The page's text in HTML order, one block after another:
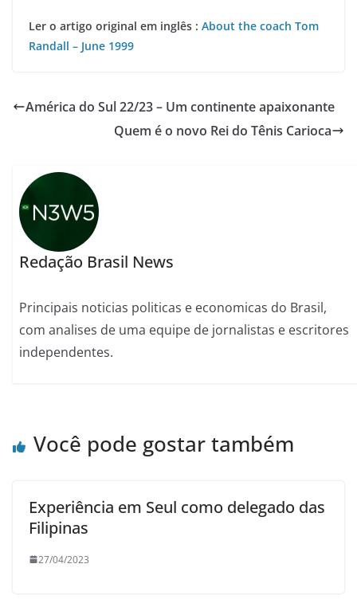
Ler o artigo original em inglês : About the coach Tom
Randall – June 1999
América do Sul 22/23 – Um continente apaixonante
Quem é o novo Rei do Tênis Carioca
Redação Brasil News
Principais noticias politicas e economicas do Brasil,
com analises de uma equipe de jornalistas e escritores
independentes.
Você pode gostar também
Experiência em Seul como delegado das
Filipinas
27/04/2023